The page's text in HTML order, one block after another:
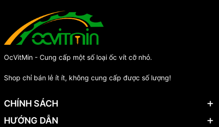
OcVitMin - Cung cấp một số loại ốc vít cỡ nhỏ.
Shop chỉ bán lẻ ít ít, không cung cấp được số lượng!
CHÍNH SÁCH
HƯỚNG DẪN